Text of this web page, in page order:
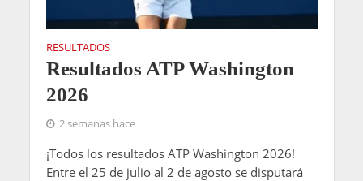
RESULTADOS
Resultados ATP Washington
2026
2 semanas hace
¡Todos los resultados ATP Washington 2026!
Entre el 25 de julio al 2 de agosto se disputará